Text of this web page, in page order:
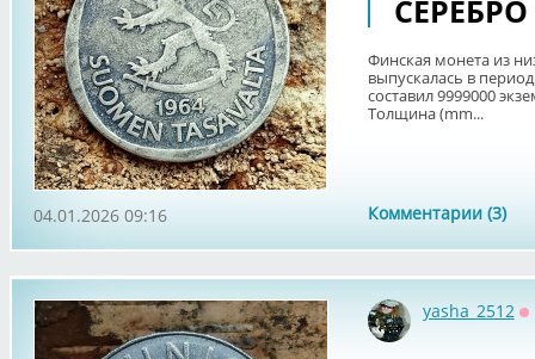
СЕРЕБРО
Финская монета из
выпускалась в
составил 9999000
Толщина (mm...
Комментарии (3)
04.01.2026 09:16
yasha_2512